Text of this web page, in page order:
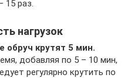
15 раз.
нагрузок
обруч крутят 5 мин.
добавляя по 5 – 10 мин,
регулярно крутить по